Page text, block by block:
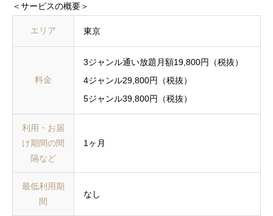
＜サービスの概要＞
エリア 東京
料金
3ジャンル通い放題月額19,800円（税抜）
4ジャンル29,800円（税抜）
5ジャンル39,800円（税抜）
利用・お届
け期間の間
隔など
1ヶ月
最低利用期
間
なし